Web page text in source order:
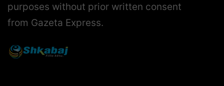
purposes without prior written consent
from Gazeta Express.